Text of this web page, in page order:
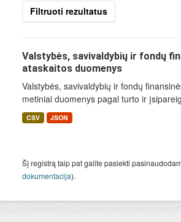
Filtruoti rezultatus
Valstybės, savivaldybių ir fondų
ataskaitos duomenys
Valstybės, savivaldybių ir fondų
metiniai duomenys pagal turto ir
CSV JSON
Šį registrą taip pat galite pasiekti
dokumentacija).